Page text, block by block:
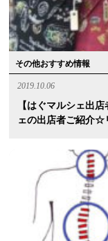
その他おすすめ情報
2019.10.06
【はぐマルシェ出
ェの出店者ご紹介☆